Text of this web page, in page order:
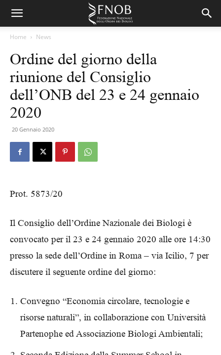
Home News
Ordine del giorno della
riunione del Consiglio
dell’ONB del 23 e 24 gennaio
2020
20 Gennaio 2020
Prot. 5873/20
Il Consiglio dell’Ordine Nazionale dei Biologi è
convocato per il 23 e 24 gennaio 2020 alle ore 14:30
presso la sede dell’Ordine in Roma – via Icilio, 7 per
discutere il seguente ordine del giorno:
Convegno “Economia circolare, tecnologie e
risorse naturali”, in collaborazione con Università
Partenophe ed Associazione Biologi Ambientali;